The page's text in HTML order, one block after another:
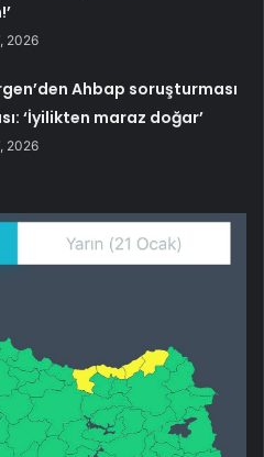
2026
Ahbap soruşturması
‘İyilikten maraz doğar’
2026